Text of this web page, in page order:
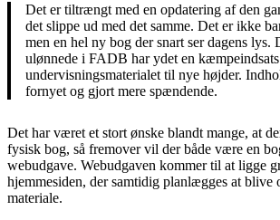
Det er tiltrængt med en opdatering af den
det slippe ud med det samme. Det er ikke
men en hel ny bog der snart ser dagens
ulønnede i FADB har ydet en
undervisningsmaterialet til nye højder.
fornyet og gjort mere spændende.
Det har været et stort ønske blandt mange, at
fysisk bog, så fremover vil der både være en
webudgave. Webudgaven kommer til at ligge
hjemmesiden, der samtidig planlægges at blive
materiale.